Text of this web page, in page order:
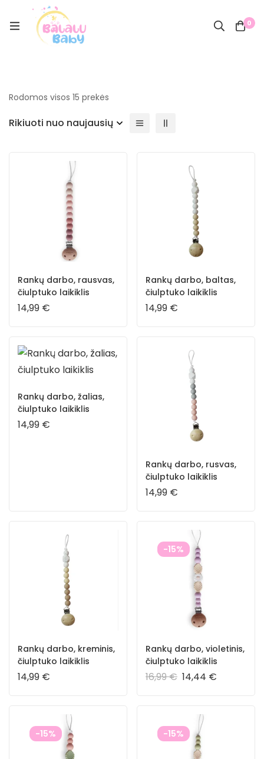
0
Rodomos visos 15 prekės
Rikiuoti nuo naujausių
Rankų darbo, rausvas,
čiulptuko laikiklis
14,99 €
Rankų darbo, baltas,
čiulptuko laikiklis
14,99 €
Rankų darbo, žalias,
čiulptuko laikiklis
14,99 €
Rankų darbo, rusvas,
čiulptuko laikiklis
14,99 €
Rankų darbo, kreminis,
čiulptuko laikiklis
14,99 €
-15%
Rankų darbo, violetinis,
čiulptuko laikiklis
16,99€ 14,44 €
-15% -15%